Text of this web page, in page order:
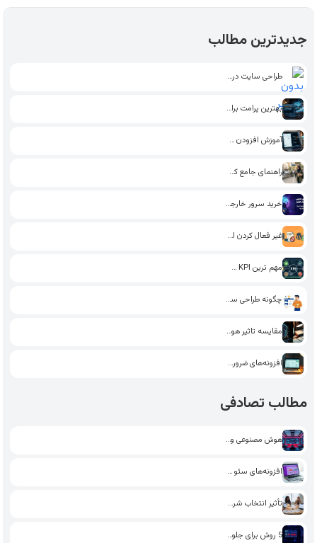
جدیدترین مطالب
طراحی سایت در اراک
بهترین پرامت برای تولید محتوای…
آموزش افزودن فونت به وردپرس…
راهنمای جامع کسب درآمد پاره…
خرید سرور خارجی بدون احراز…
غیر فعال کردن استایل گوتنبرگ…
مهم ترین KPI سئو تاثیرگذار…
چگونه طراحی سایت یاد بگیریم؟…
مقایسه تاثیر هوش مصنوعی و…
افزونه‌های ضروری وردپرس: انتخاب بهترین‌ها…
مطالب تصادفی
هوش مصنوعی و وردپرس: چگونه…
افزونه‌های سئو در وردپرس: کلید…
تأثیر انتخاب شریک استراتژیک بر…
5 روش برای جلوگیری از…